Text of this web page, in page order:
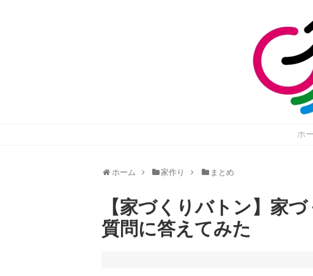
ホ
ホーム 家作り まとめ
【家づくりバトン】家
質問に答えてみた